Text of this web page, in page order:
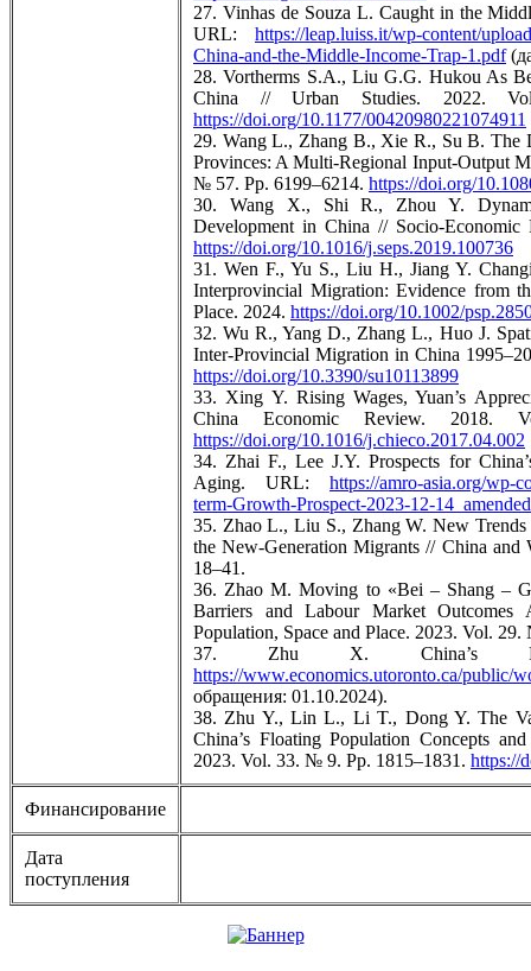
27. Vinhas de Souza L. Caught in the
URL: https://leap.luiss.it/wp-content/
China-and-the-Middle-Income-Trap-1.pdf
28. Vortherms S.A., Liu G.G. Hukou As
China // Urban Studies. 2022.
https://doi.org/10.1177/00420980221074911
29. Wang L., Zhang B., Xie R., Su B. The
Provinces: A Multi-Regional Input-Output
№ 57. Pp. 6199–6214. https://doi.org/
30. Wang X., Shi R., Zhou Y.
Development in China // Socio-
https://doi.org/10.1016/j.seps.2019.100736
31. Wen F., Yu S., Liu H., Jiang Y.
Interprovincial Migration: Evidence from
Place. 2024. https://doi.org/10.1002/
32. Wu R., Yang D., Zhang L., Huo J.
Inter-Provincial Migration in China
https://doi.org/10.3390/su10113899
33. Xing Y. Rising Wages, Yuan’s
China Economic Review.
https://doi.org/10.1016/j.chieco.2017.04.002
34. Zhai F., Lee J.Y. Prospects for
Aging. URL: https://amro-asia.org/wp-
term-Growth-Prospect-2023-12-
35. Zhao L., Liu S., Zhang W. New
the New-Generation Migrants // China
18–41.
36. Zhao M. Moving to «Bei – Shang –
Barriers and Labour Market
Population, Space and Place. 2023. Vol.
37. Zhu X. China’s
https://www.economics.utoronto.ca/public/
обращения: 01.10.2024).
38. Zhu Y., Lin L., Li T., Dong Y. The
China’s Floating Population Concepts
2023. Vol. 33. № 9. Pp. 1815–1831. https://
Финансирование
Дата
поступления